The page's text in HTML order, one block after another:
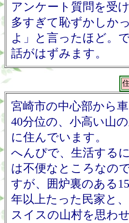
アンケート質問を受
多すぎて恥ずかしか
よ」と言ったほど。
話がはずみます。
宮崎市の中心部から
40分位の、小高い山
に住んでいます。
へんぴで、生活する
は不便なところなの
すが、囲炉裏のある
年以上たった民家と、
スイスの山村を思わ